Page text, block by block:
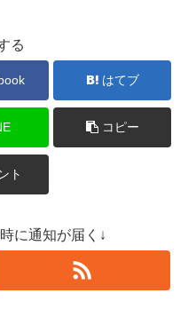
る
はてブ
コピー
ト
に通知が届く↓